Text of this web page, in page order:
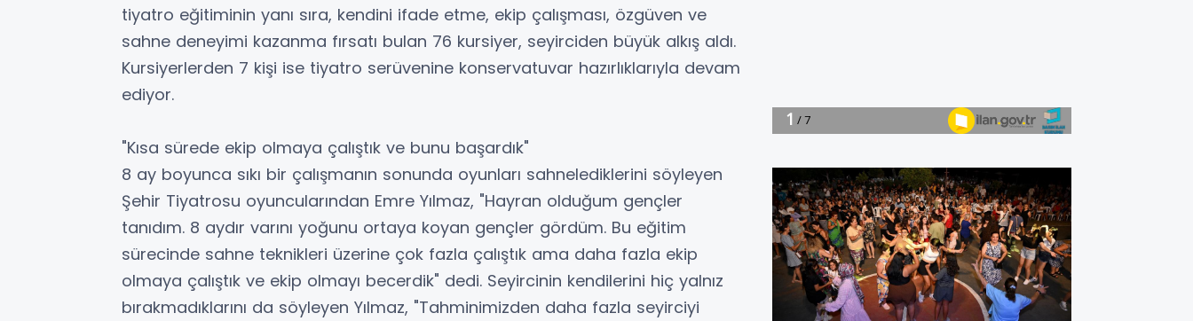
tiyatro eğitiminin yanı sıra, kendini ifade etme, ekip çalışması, özgüven ve
sahne deneyimi kazanma fırsatı bulan 76 kursiyer, seyirciden büyük alkış aldı.
Kursiyerlerden 7 kişi ise tiyatro serüvenine konservatuvar hazırlıklarıyla devam
ediyor.
"Kısa sürede ekip olmaya çalıştık ve bunu başardık"
8 ay boyunca sıkı bir çalışmanın sonunda oyunları sahnelediklerini söyleyen
Şehir Tiyatrosu oyuncularından Emre Yılmaz, "Hayran olduğum gençler
tanıdım. 8 aydır varını yoğunu ortaya koyan gençler gördüm. Bu eğitim
sürecinde sahne teknikleri üzerine çok fazla çalıştık ama daha fazla ekip
olmaya çalıştık ve ekip olmayı becerdik" dedi. Seyircinin kendilerini hiç yalnız
bırakmadıklarını da söyleyen Yılmaz, "Tahminimizden daha fazla seyirciyi